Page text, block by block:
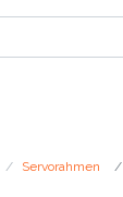
Servorahmen